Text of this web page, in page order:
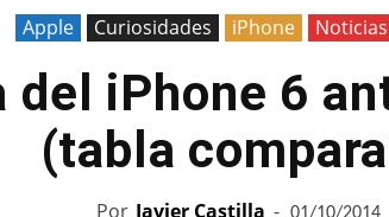
Apple Curiosidades iPhone Noticias
del iPhone 6
(tabla
Por Javier Castilla -